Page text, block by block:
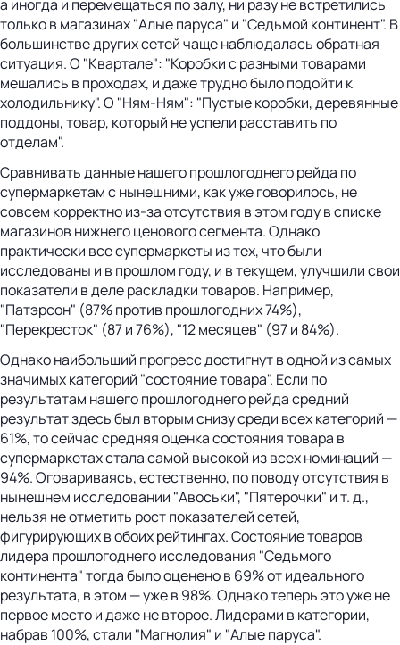
а иногда и перемещаться по залу, ни разу не встретились
только в магазинах "Алые паруса" и "Седьмой континент". В
большинстве других сетей чаще наблюдалась обратная
ситуация. О "Квартале": "Коробки с разными товарами
мешались в проходах, и даже трудно было подойти к
холодильнику". О "Ням-Ням": "Пустые коробки, деревянные
поддоны, товар, который не успели расставить по
отделам".
Сравнивать данные нашего прошлогоднего рейда по
супермаркетам с нынешними, как уже говорилось, не
совсем корректно из-за отсутствия в этом году в списке
магазинов нижнего ценового сегмента. Однако
практически все супермаркеты из тех, что были
исследованы и в прошлом году, и в текущем, улучшили свои
показатели в деле раскладки товаров. Например,
"Патэрсон" (87% против прошлогодних 74%),
"Перекресток" (87 и 76%), "12 месяцев" (97 и 84%).
Однако наибольший прогресс достигнут в одной из самых
значимых категорий "состояние товара". Если по
результатам нашего прошлогоднего рейда средний
результат здесь был вторым снизу среди всех категорий —
61%, то сейчас средняя оценка состояния товара в
супермаркетах стала самой высокой из всех номинаций —
94%. Оговариваясь, естественно, по поводу отсутствия в
нынешнем исследовании "Авоськи", "Пятерочки" и т. д.,
нельзя не отметить рост показателей сетей,
фигурирующих в обоих рейтингах. Состояние товаров
лидера прошлогоднего исследования "Седьмого
континента" тогда было оценено в 69% от идеального
результата, в этом — уже в 98%. Однако теперь это уже не
первое место и даже не второе. Лидерами в категории,
набрав 100%, стали "Магнолия" и "Алые паруса".